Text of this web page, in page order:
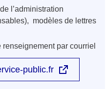
l’administration
modèles de lettres
renseignement par courriel
public.fr